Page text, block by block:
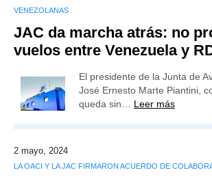
VENEZOLANAS
JAC da marcha atrás: no
vuelos entre Venezuela y
El presidente de la Junta de
José Ernesto Marte Piantini,
queda sin… Leer más
2 mayo, 2024
LA OACI Y LA JAC FIRMARON ACUERDO DE